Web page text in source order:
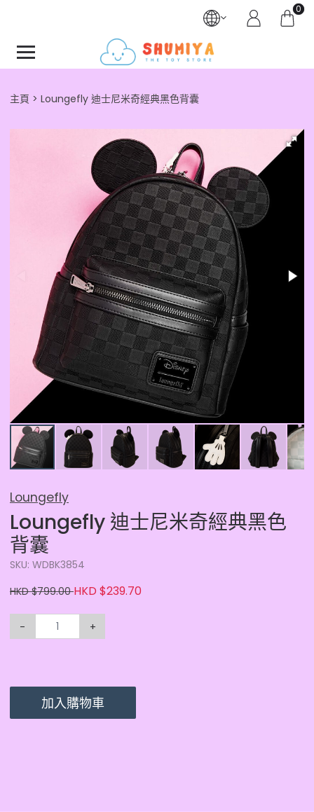
0
主頁 Loungefly 迪士尼米奇經典黑色背囊
Loungefly
Loungefly 迪士尼米奇經典黑色
背囊
SKU: WDBK3854
HKD $799.00HKD $239.70
- +
加入購物車